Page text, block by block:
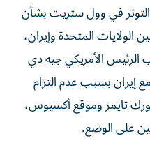
في وول ستريت بشأن
الولايات المتحدة وإيران،
الرئيس الأمريكي جيه دي
بسبب عدم التزام
تايمز وموقع أكسيوس،
على الوضع.